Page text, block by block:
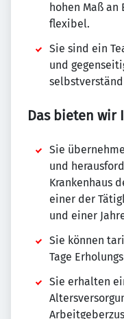
hohen Maß an
flexibel.
Sie sind ein
und
Das bieten wir
Sie
und
Krankenhaus
einer der
und einer
Sie können
Tage
Sie erhalten